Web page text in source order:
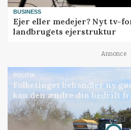
BUSINESS
Ejer eller medejer? Nyt tv-
landbrugets ejerstruktur
Annonce
POLITIK
Folketinget behandler ny
kan den ændre din bedrift
Annonce